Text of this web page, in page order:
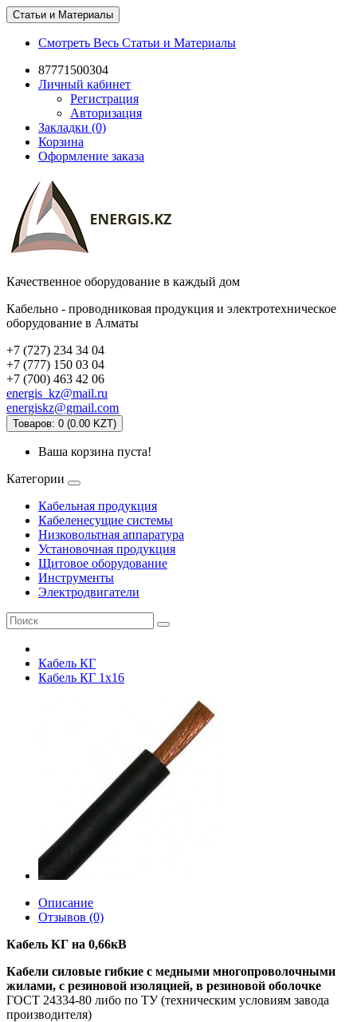
Статьи и Материалы
Смотреть Весь Статьи и Материалы
87771500304
Личный кабинет
Регистрация
Авторизация
Закладки (0)
Корзина
Оформление заказа
Качественное оборудование в каждый дом
Кабельно - проводниковая продукция и электротехническое
оборудование в Алматы
+7 (727) 234 34 04
+7 (777) 150 03 04
+7 (700) 463 42 06
energis_kz@mail.ru
energiskz@gmail.com
Товаров: 0 (0.00 KZT)
Ваша корзина пуста!
Категории
Кабельная продукция
Кабеленесущие системы
Низковольтная аппаратура
Установочная продукция
Щитовое оборудование
Инструменты
Электродвигатели
Кабель КГ
Кабель КГ 1х16
Описание
Отзывов (0)
Кабель КГ на 0,66кВ
Кабели силовые гибкие с медными многопроволочными
жилами, с резиновой изоляцией, в резиновой оболочке
ГОСТ 24334-80 либо по ТУ (техническим условиям завода
производителя)